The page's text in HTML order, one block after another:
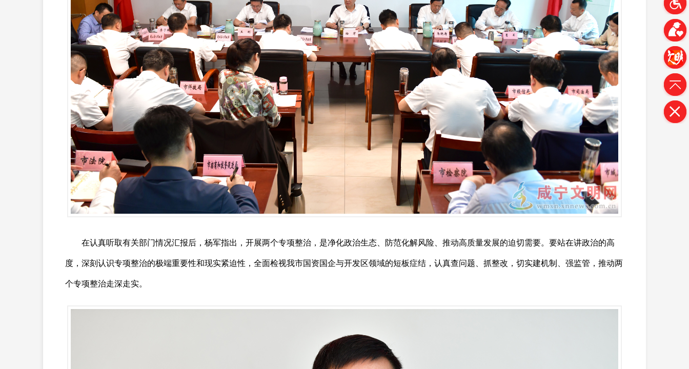
在认真听取有关部门情况汇报后，杨军指出，开展两个专项整治，是净化政治生态、防范化解风险、推动高质量发展的迫切需要。要站在讲政治的高
度，深刻认识专项整治的极端重要性和现实紧迫性，全面检视我市国资国企与开发区领域的短板症结，认真查问题、抓整改，切实建机制、强监管，推动两
个专项整治走深走实。